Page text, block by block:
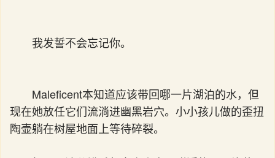
我发誓不会忘记你。
Maleficent本知道应该带回哪一片湖泊的水，但
现在她放任它们流淌进幽黑岩穴。小小孩儿做的歪扭
陶壶躺在树屋地面上等待碎裂。